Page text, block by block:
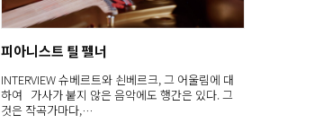
피아니스트 틸 펠너
INTERVIEW 슈베르트와 쇤베르크, 그 어울림에 대
하여 가사가 붙지 않은 음악에도 행간은 있다. 그
것은 작곡가마다,…